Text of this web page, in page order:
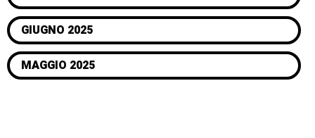
GIUGNO 2025
MAGGIO 2025